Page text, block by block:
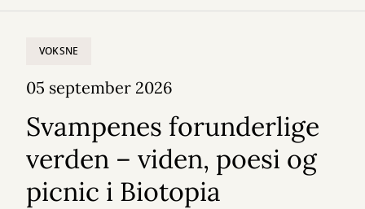
VOKSNE
05 september 2026
Svampenes forunderlige
verden – viden, poesi og
picnic i Biotopia